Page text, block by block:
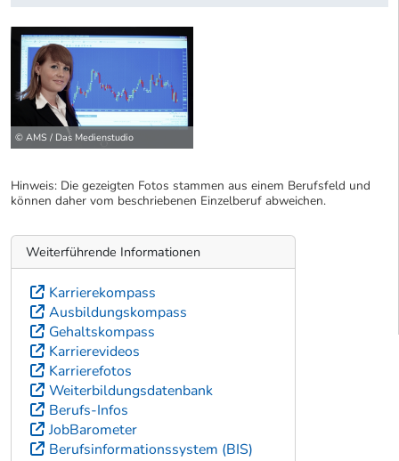
© AMS / Das Medienstudio
Hinweis: Die gezeigten Fotos stammen aus einem Berufsfeld und
können daher vom beschriebenen Einzelberuf abweichen.
Weiterführende Informationen
Karrierekompass
Ausbildungskompass
Gehaltskompass
Karrierevideos
Karrierefotos
Weiterbildungsdatenbank
Berufs-Infos
JobBarometer
Berufsinformationssystem (BIS)